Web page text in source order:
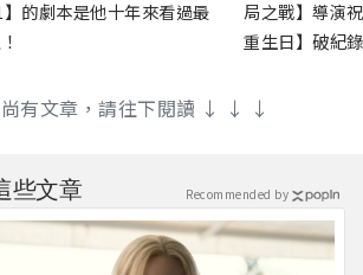
】的劇本是他十年來看過最
局之戰】導演
重生日】破紀
有文章，請往下閱讀 ↓ ↓ ↓
些文章 Recommended by